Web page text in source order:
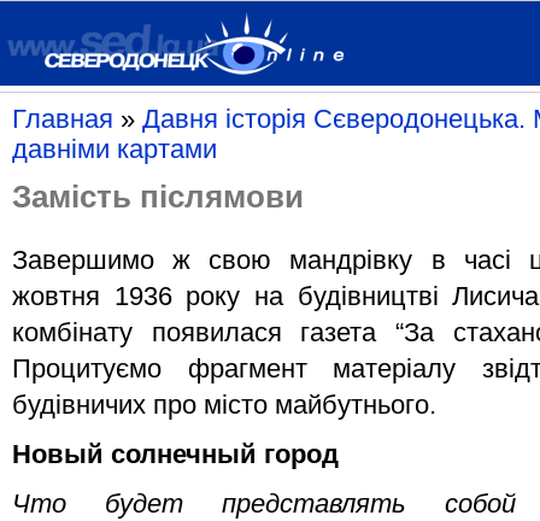
Главная » Давня історія Сєверодонецька.
давніми картами
Замість післямови
Завершимо ж свою мандрівку в часі
жовтня 1936 року на будівництві
комбінату появилася газета “За
Процитуємо фрагмент матеріалу
будівничих про місто майбутнього.
Новый солнечный город
Что будет представлять